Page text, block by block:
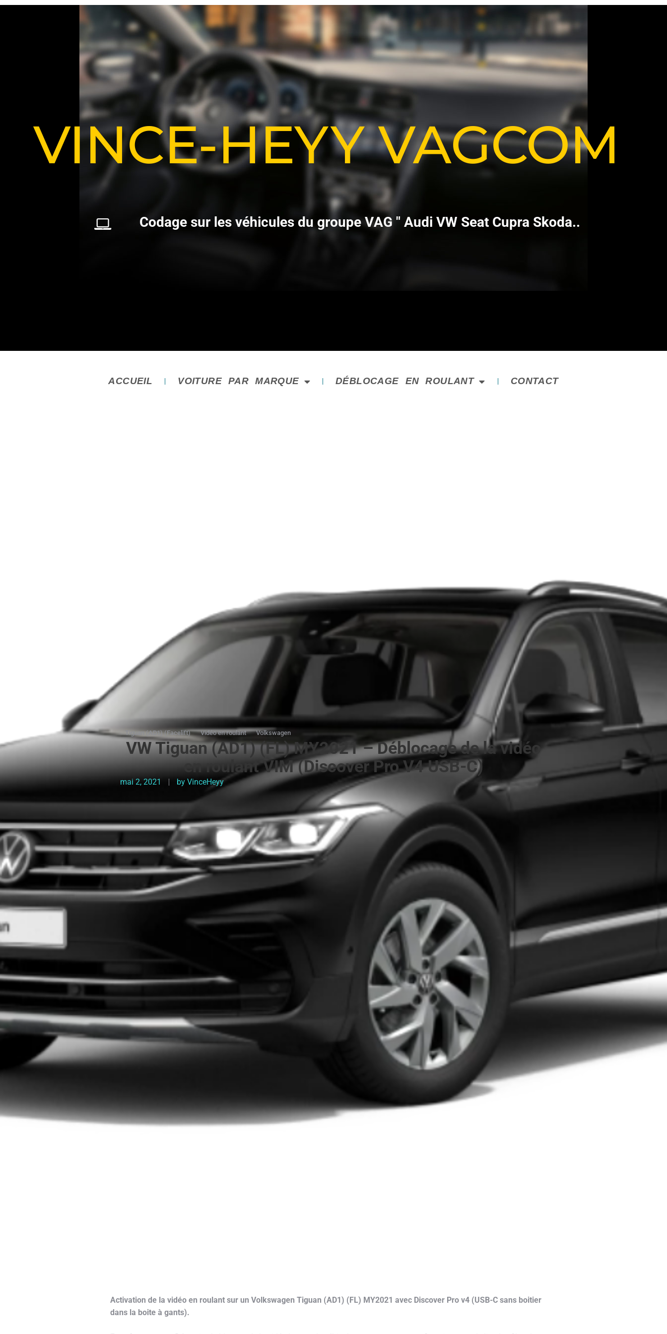
VINCE-HEYY VAGCOM
Codage sur les véhicules du groupe VAG " Audi VW Seat Cupra Skoda..
ACCUEIL VOITURE PAR MARQUE DÉBLOCAGE EN ROULANT CONTACT
Tiguan (AD1) (Facelift) Vidéo en roulant Volkswagen
VW Tiguan (AD1) (FL) MY2021 – Déblocage de la vidéo
en roulant VIM (Discover Pro V4 USB-C)
mai 2, 2021 by VinceHeyy
Activation de la vidéo en roulant sur un Volkswagen Tiguan (AD1) (FL) MY2021 avec Discover Pro v4 (USB-C sans boitier
dans la boite à gants).